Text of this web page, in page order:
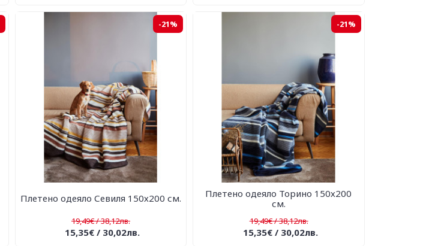
-21%
Плетено одеяло Севиля 150х200 см.
19,49€ / 38,12лв.
15,35€ / 30,02лв.
-21%
Плетено одеяло Торино 150х200
см.
19,49€ / 38,12лв.
15,35€ / 30,02лв.